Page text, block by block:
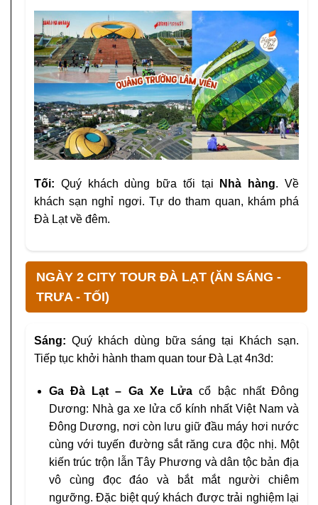
Tối: Quý khách dùng bữa tối tại Nhà hàng. Về
khách sạn nghỉ ngơi. Tự do tham quan, khám phá
Đà Lạt về đêm.
NGÀY 2 CITY TOUR ĐÀ LẠT (ĂN SÁNG -
TRƯA - TỐI)
Sáng: Quý khách dùng bữa sáng tại Khách sạn.
Tiếp tục khởi hành tham quan tour Đà Lạt 4n3d:
Ga Đà Lạt – Ga Xe Lửa cổ bậc nhất Đông
Dương: Nhà ga xe lửa cổ kính nhất Việt Nam và
Đông Dương, nơi còn lưu giữ đầu máy hơi nước
cùng với tuyến đường sắt răng cưa độc nhị. Một
kiến trúc trộn lẫn Tây Phương và dân tộc bản địa
vô cùng đọc đáo và bắt mắt người chiêm
ngưỡng. Đặc biệt quý khách được trải nghiệm lại